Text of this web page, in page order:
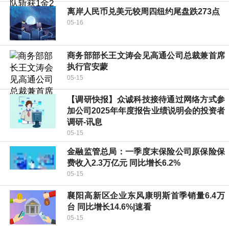
离岸人民币兑美元较周四纽约尾盘跌273点
05-16
商务部部长王文涛会见高通公司总裁兼首席
执行官安蒙
05-15
【调研快报】众诚科技接待通过网络方式参
加公司2025年年度报告业绩说明会的投资者
调研-讯息
05-15
金融监管总局：一季度末保险公司原保险保
费收入2.3万亿元 同比增长6.2%
05-15
襄阳高新区企业东风康明斯首季销量6.4万
台 同比增长14.6%|速看
05-15